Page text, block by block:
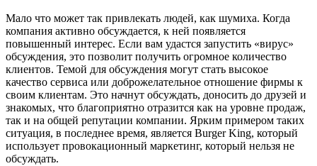
Мало что может так привлекать людей, как шумиха. Когда
компания активно обсуждается, к ней появляется
повышенный интерес. Если вам удастся запустить «вирус»
обсуждения, это позволит получить огромное количество
клиентов. Темой для обсуждения могут стать высокое
качество сервиса или доброжелательное отношение фирмы к
своим клиентам. Это начнут обсуждать, доносить до друзей и
знакомых, что благоприятно отразится как на уровне продаж,
так и на общей репутации компании. Ярким примером таких
ситуация, в последнее время, является Burger King, который
использует провокационный маркетинг, который нельзя не
обсуждать.